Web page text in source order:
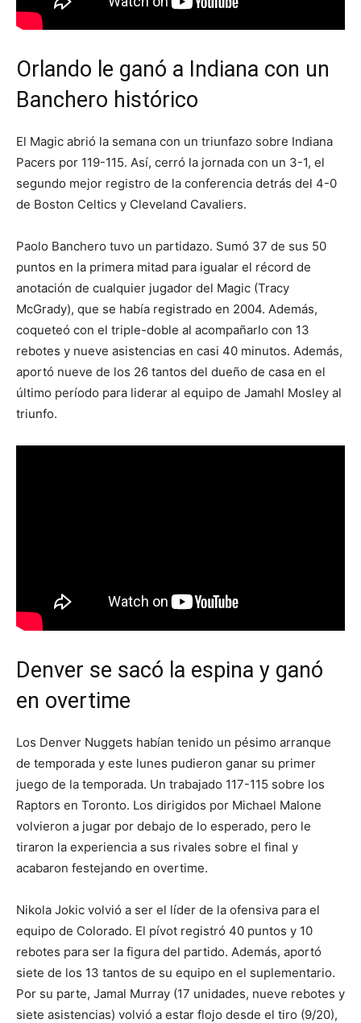
Orlando le ganó a Indiana con un
Banchero histórico
El Magic abrió la semana con un triunfazo sobre Indiana
Pacers por 119-115. Así, cerró la jornada con un 3-1, el
segundo mejor registro de la conferencia detrás del 4-0
de Boston Celtics y Cleveland Cavaliers.
Paolo Banchero tuvo un partidazo. Sumó 37 de sus 50
puntos en la primera mitad para igualar el récord de
anotación de cualquier jugador del Magic (Tracy
McGrady), que se había registrado en 2004. Además,
coqueteó con el triple-doble al acompañarlo con 13
rebotes y nueve asistencias en casi 40 minutos. Además,
aportó nueve de los 26 tantos del dueño de casa en el
último período para liderar al equipo de Jamahl Mosley al
triunfo.
Denver se sacó la espina y ganó
en overtime
Los Denver Nuggets habían tenido un pésimo arranque
de temporada y este lunes pudieron ganar su primer
juego de la temporada. Un trabajado 117-115 sobre los
Raptors en Toronto. Los dirigidos por Michael Malone
volvieron a jugar por debajo de lo esperado, pero le
tiraron la experiencia a sus rivales sobre el final y
acabaron festejando en overtime.
Nikola Jokic volvió a ser el líder de la ofensiva para el
equipo de Colorado. El pívot registró 40 puntos y 10
rebotes para ser la figura del partido. Además, aportó
siete de los 13 tantos de su equipo en el suplementario.
Por su parte, Jamal Murray (17 unidades, nueve rebotes y
siete asistencias) volvió a estar flojo desde el tiro (9/20),